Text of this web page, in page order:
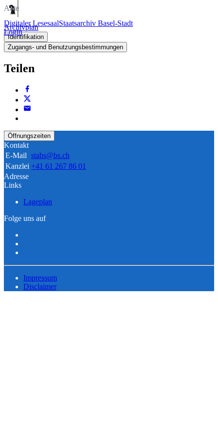
Digitaler LesesaalStaatsarchiv Basel-Stadt
Login
Akte
Archivplan
Identifikation
Zugangs- und Benutzungsbestimmungen
Teilen
Öffnungszeiten
Kontakt
E-Mail stabs@bs.ch
Kanzlei +41 61 267 86 01
Adresse
Links
Lageplan
Folge uns auf
Impressum
Disclaimer